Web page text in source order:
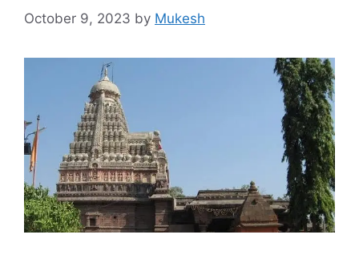
October 9, 2023 by Mukesh